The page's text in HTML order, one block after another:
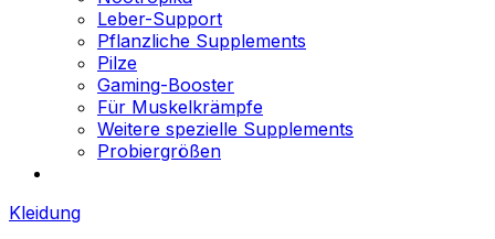
Leber-Support
Pflanzliche Supplements
Pilze
Gaming-Booster
Für Muskelkrämpfe
Weitere spezielle Supplements
Probiergrößen
Kleidung